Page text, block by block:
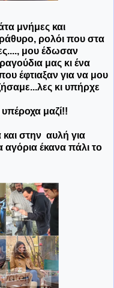
μνήμες και
ρολόι που στα
μου έδωσαν
μας κι ένα
έφτιαξαν για να μου
κι υπήρχε
μαζί!!
και στην αυλή για
έκανα πάλι το